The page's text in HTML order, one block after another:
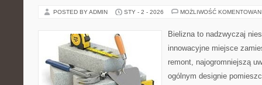
POSTED BY ADMIN STY - 2 - 2026 MOŻLIWOŚĆ
Bielizna to nadzwyczaj
innowacyjne miejsce
remont, najogromniejszą
ogólnym designie